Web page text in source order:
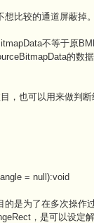
比较的通道屏蔽掉。
不等于原
的数
，也可以用来做判
= null):void
的是为了在多次操作
，是可以设定